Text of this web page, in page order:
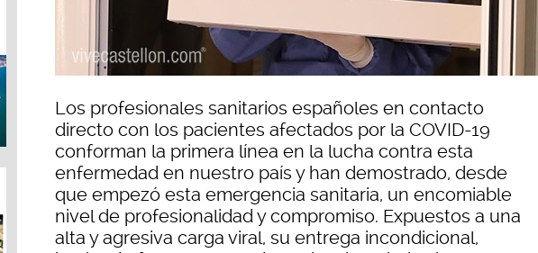
Los profesionales sanitarios españoles en contacto
directo con los pacientes afectados por la COVID-19
conforman la primera línea en la lucha contra esta
enfermedad en nuestro país y han demostrado, desde
que empezó esta emergencia sanitaria, un encomiable
nivel de profesionalidad y compromiso. Expuestos a una
alta y agresiva carga viral, su entrega incondicional,